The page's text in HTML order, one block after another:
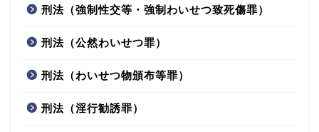
刑法（強制性交等・強制わいせつ致死傷罪）
刑法（公然わいせつ罪）
刑法（わいせつ物頒布等罪）
刑法（淫行勧誘罪）